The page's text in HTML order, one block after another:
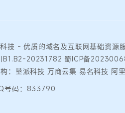
技 - 优质的域名 及互联网基础资源
B1.B2-20231782 蜀ICP备
：垦派科技 万商云集 易名科技 阿
号码：833790